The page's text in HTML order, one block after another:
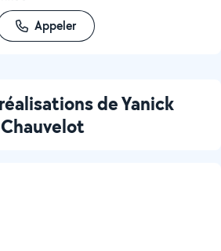
Appeler
de Yanick
Chauvelot